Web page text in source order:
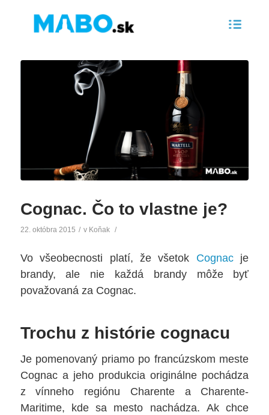
Cognac. Čo to vlastne je?
22. októbra 2015 / v Koňak /
Vo všeobecnosti platí, že všetok Cognacje
brandy, ale nie každá brandy môže byť
považovaná za Cognac.
Trochu z histórie cognacu
Je pomenovaný priamo po francúzskom meste
Cognac a jeho produkcia originálne pochádza
z vínneho regiónu Charente a Charente-
Maritime, kde sa mesto nachádza. Ak chce